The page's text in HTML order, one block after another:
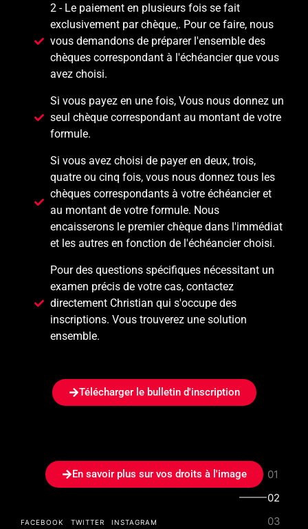
2 - Le paiement en plusieurs fois se fait
exclusivement par chèque,. Pour ce faire, nous
vous demandons de préparer l'ensemble des
chèques correspondant à l'échéancier que vous
avez choisi.
Si vous payez en une fois, Vous nous donnez un
seul chèque correspondant au montant de votre
formule.
Si vous avez choisi de payer en deux, trois,
quatre ou cinq fois, vous nous donnez tous les
chèques correspondants à votre échéancier et
au montant de votre formule. Nous
encaisserons le premier chèque dans l'immédiat
et les autres en fonction de l'échéancier choisi.
Pour des questions spécifiques nécessitant un
examen précis de votre cas, contactez
directement Christian qui s'occupe des
inscriptions. Vous trouverez une solution
ensemble.
Télécharger le bulletin d'inscription
En savoir plus sur vos droits à l'image
Vibrant
Read More
ELEMENT
FACEBOOK TWITTER INSTAGRAM